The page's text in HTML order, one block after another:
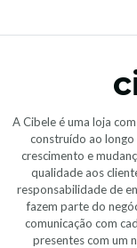
A Cibele é uma loja
construído ao longo
crescimento e
qualidade aos
responsabilidade de
fazem parte do
comunicação com
presentes com um